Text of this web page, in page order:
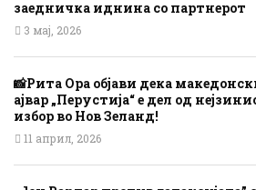
заедничка иднина со партнерот
3 мај, 2026
📸Рита Ора објави дека
ајвар „Перустија“ е дел од
избор во Нов Зеланд!
11 април, 2026